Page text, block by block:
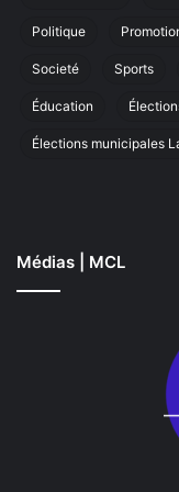
Laval
Politique
Societé Sports
Éducation
Élections municipales
Médias | MCL